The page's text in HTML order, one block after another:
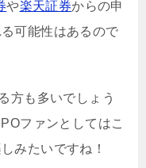
や楽天証券からの申
可能性はあるので
方も多いでしょう
ファンとしてはこ
みたいですね！